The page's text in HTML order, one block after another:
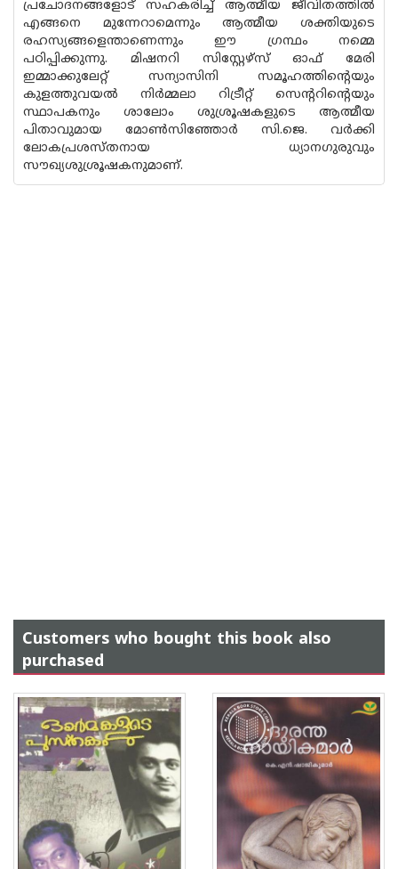
പ്രചോദനങ്ങളോട് സഹകരിച്ച് ആത്മീയ ജീവിതത്തില്‍
എങ്ങനെ മുന്നേറാമെന്നും ആത്മീയ ശക്തിയുടെ
രഹസ്യങ്ങളെന്താണെന്നും ഈ ഗ്രന്ഥം നമ്മെ
പഠിപ്പിക്കുന്നു. മിഷനറി സിസ്റ്റേഴ്‌സ് ഓഫ് മേരി
ഇമ്മാക്കുലേറ്റ് സന്യാസിനി സമൂഹത്തിന്‍റെയും
കുളത്തുവയല്‍ നിര്‍മ്മലാ റിട്രീറ്റ് സെന്‍ററിന്‍റെയും
സ്ഥാപകനും ശാലോം ശുശ്രൂഷകളുടെ ആത്മീയ
പിതാവുമായ മോണ്‍സിഞ്ഞോര്‍ സി.ജെ. വര്‍ക്കി
ലോകപ്രശസ്തനായ ധ്യാനഗുരുവും
സൗഖ്യശുശ്രൂഷകനുമാണ്.
Customers who bought this book also
purchased